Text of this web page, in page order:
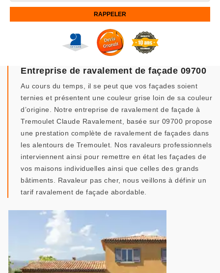
Entreprise de ravalement de façade 09700
Au cours du temps, il se peut que vos façades soient
ternies et présentent une couleur grise loin de sa couleur
d’origine. Notre entreprise de ravalement de façade à
Tremoulet Claude Ravalement, basée sur 09700 propose
une prestation complète de ravalement de façades dans
les alentours de Tremoulet. Nos ravaleurs professionnels
interviennent ainsi pour remettre en état les façades de
vos maisons individuelles ainsi que celles des grands
bâtiments. Ravaleur pas cher, nous veillons à définir un
tarif ravalement de façade abordable.